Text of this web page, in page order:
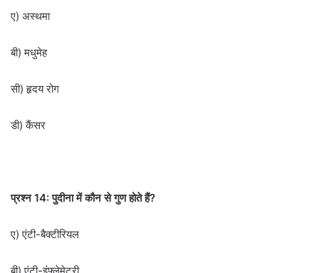
ए) अस्थमा
बी) मधुमेह
सी) हृदय रोग
डी) कैंसर
प्रश्न 14: पुदीना में कौन से गुण होते हैं?
ए) एंटी-बैक्टीरियल